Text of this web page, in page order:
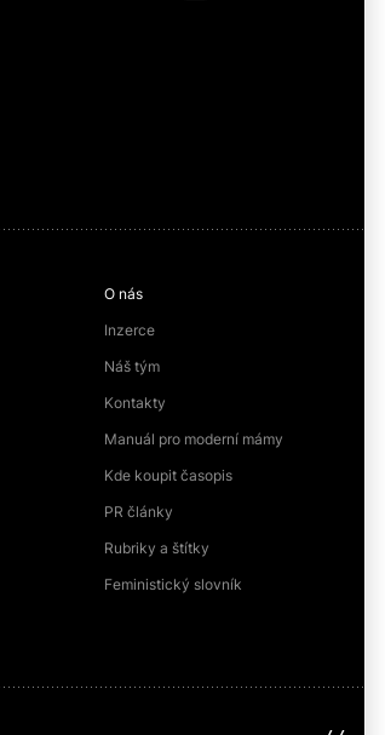
O nás
Inzerce
Náš tým
Kontakty
Manuál pro moderní mámy
Kde koupit časopis
PR články
Rubriky a štítky
Feministický slovník